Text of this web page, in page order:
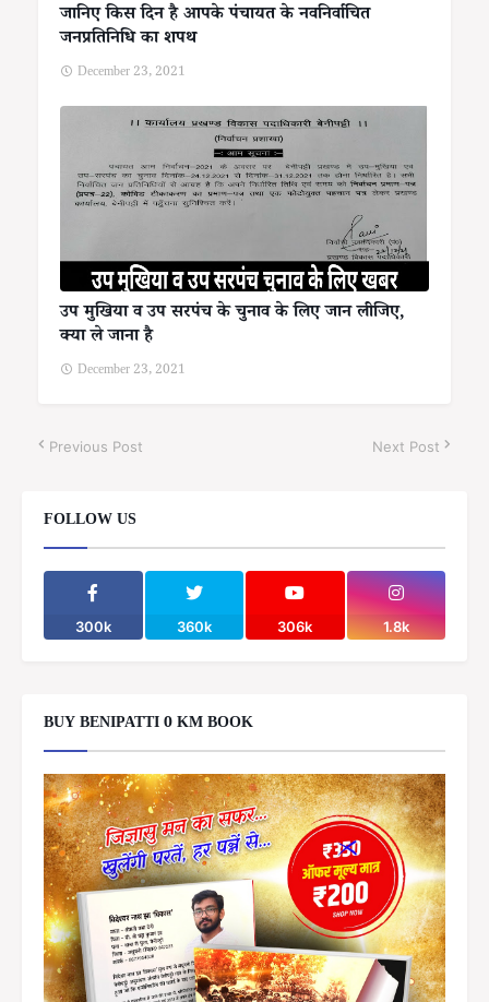
जानिए किस दिन है आपके पंचायत के नवनिर्वाचित
जनप्रतिनिधि का शपथ
December 23, 2021
उप मुखिया व उप सरपंच के चुनाव के लिए जान लीजिए,
क्या ले जाना है
December 23, 2021
Previous Post Next Post
FOLLOW US
300k 360k 306k 1.8k
BUY BENIPATTI 0 KM BOOK